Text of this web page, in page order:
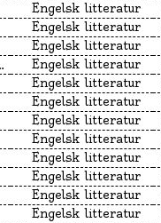
Engelsk litteratur
Engelsk litteratur
Engelsk litteratur
Engelsk litteratur
Engelsk litteratur
Engelsk litteratur
Engelsk litteratur
Engelsk litteratur
Engelsk litteratur
Engelsk litteratur
Engelsk litteratur
Engelsk litteratur